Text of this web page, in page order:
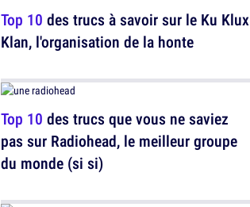
Top 10 des trucs à savoir sur le Ku Klux
Klan, l'organisation de la honte
Top 10 des trucs que vous ne saviez
pas sur Radiohead, le meilleur groupe
du monde (si si)